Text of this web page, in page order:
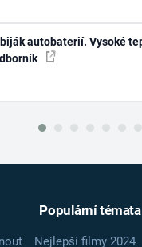
autobaterií. Vysoké
Populární témata
Nejlepší filmy 2024